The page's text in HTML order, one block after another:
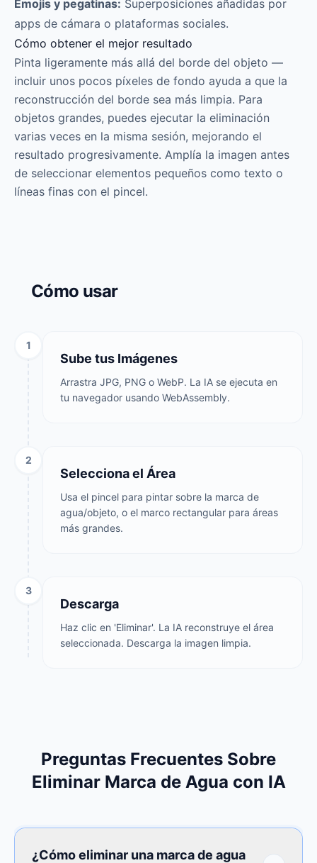
Emojis y pegatinas: Superposiciones añadidas por
apps de cámara o plataformas sociales.
Cómo obtener el mejor resultado
Pinta ligeramente más allá del borde del objeto —
incluir unos pocos píxeles de fondo ayuda a que la
reconstrucción del borde sea más limpia. Para
objetos grandes, puedes ejecutar la eliminación
varias veces en la misma sesión, mejorando el
resultado progresivamente. Amplía la imagen antes
de seleccionar elementos pequeños como texto o
líneas finas con el pincel.
Cómo usar
1
Sube tus Imágenes
Arrastra JPG, PNG o WebP. La IA se ejecuta en
tu navegador usando WebAssembly.
2
Selecciona el Área
Usa el pincel para pintar sobre la marca de
agua/objeto, o el marco rectangular para áreas
más grandes.
3
Descarga
Haz clic en 'Eliminar'. La IA reconstruye el área
seleccionada. Descarga la imagen limpia.
Preguntas Frecuentes Sobre
Eliminar Marca de Agua con IA
¿Cómo eliminar una marca de agua